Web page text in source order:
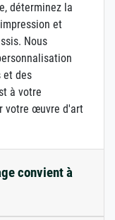
déterminez la
et
Nous
et des
à votre
votre œuvre d'art
convient à